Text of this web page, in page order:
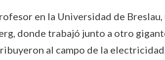
en la Universidad de
donde trabajó junto a otro
al campo de la